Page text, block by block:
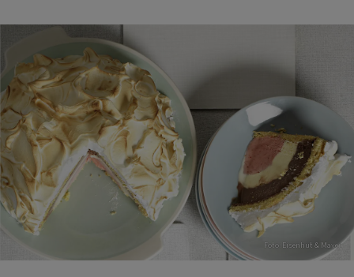
Foto: Eisenhut & Mayer